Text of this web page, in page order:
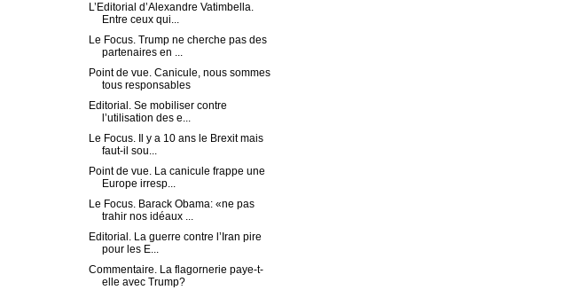
L’Editorial d’Alexandre Vatimbella.
Entre ceux qui...
Le Focus. Trump ne cherche pas des
partenaires en ...
Point de vue. Canicule, nous sommes
tous responsables
Editorial. Se mobiliser contre
l’utilisation des e...
Le Focus. Il y a 10 ans le Brexit mais
faut-il sou...
Point de vue. La canicule frappe une
Europe irresp...
Le Focus. Barack Obama: «ne pas
trahir nos idéaux ...
Editorial. La guerre contre l’Iran pire
pour les E...
Commentaire. La flagornerie paye-t-
elle avec Trump?